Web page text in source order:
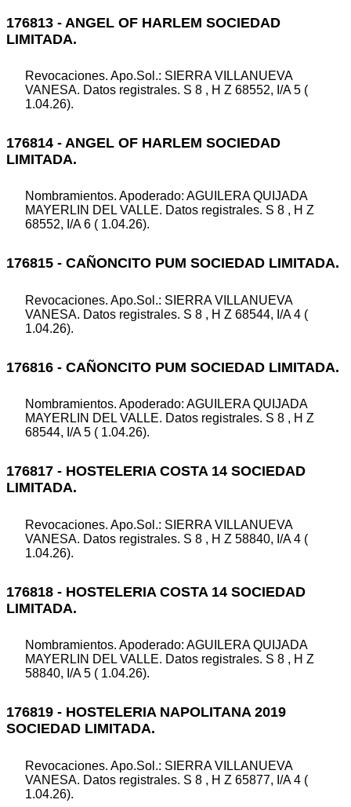
176813 - ANGEL OF HARLEM SOCIEDAD
LIMITADA.
Revocaciones. Apo.Sol.: SIERRA VILLANUEVA
VANESA. Datos registrales. S 8 , H Z 68552, I/A 5 (
1.04.26).
176814 - ANGEL OF HARLEM SOCIEDAD
LIMITADA.
Nombramientos. Apoderado: AGUILERA QUIJADA
MAYERLIN DEL VALLE. Datos registrales. S 8 , H Z
68552, I/A 6 ( 1.04.26).
176815 - CAÑONCITO PUM SOCIEDAD LIMITADA.
Revocaciones. Apo.Sol.: SIERRA VILLANUEVA
VANESA. Datos registrales. S 8 , H Z 68544, I/A 4 (
1.04.26).
176816 - CAÑONCITO PUM SOCIEDAD LIMITADA.
Nombramientos. Apoderado: AGUILERA QUIJADA
MAYERLIN DEL VALLE. Datos registrales. S 8 , H Z
68544, I/A 5 ( 1.04.26).
176817 - HOSTELERIA COSTA 14 SOCIEDAD
LIMITADA.
Revocaciones. Apo.Sol.: SIERRA VILLANUEVA
VANESA. Datos registrales. S 8 , H Z 58840, I/A 4 (
1.04.26).
176818 - HOSTELERIA COSTA 14 SOCIEDAD
LIMITADA.
Nombramientos. Apoderado: AGUILERA QUIJADA
MAYERLIN DEL VALLE. Datos registrales. S 8 , H Z
58840, I/A 5 ( 1.04.26).
176819 - HOSTELERIA NAPOLITANA 2019
SOCIEDAD LIMITADA.
Revocaciones. Apo.Sol.: SIERRA VILLANUEVA
VANESA. Datos registrales. S 8 , H Z 65877, I/A 4 (
1.04.26).